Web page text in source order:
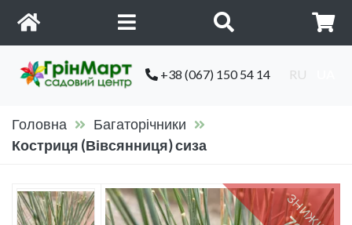
+38 (067) 150 54 14 RU
Головна
Багаторічники
Костриця (Вівсянниця) сиза
ЗНИЖКА